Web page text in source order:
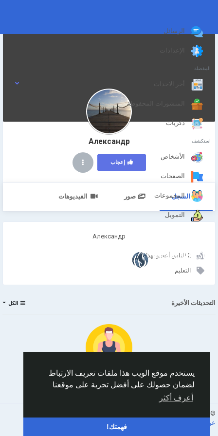
يستخدم موقع الويب هذا ملفات تعريف الارتباط
لضمان حصولك على أفضل تجربة على موقعنا
أعرف أكثر
فهمتك!
الرسائل
الإعدادات
المفضلة
أخر الاحداث
المنشورات المحفوظة
ذكريات
استكشف
الأشخاص
الصفحات
المجموعات
التمويل
Александр
إعجاب
السجل صور الفيديوهات
Александр
2 الناس أعجبو بهذا
التعليم
التحديثات الأخيرة الكل
No data to show
© 2026 AnimeSocial.SU - Первая аниме сеть!
عن
اتصل بنا الدليل